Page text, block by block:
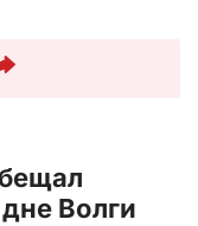
Волги